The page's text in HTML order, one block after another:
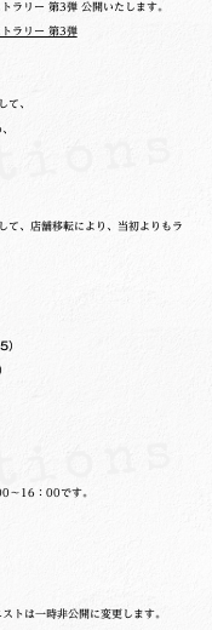
リー 第3弾 公開いたします。
ラリー 第3弾
て、
て、店舗移転により、当初よりもラ
～16：00です。
トは一時非公開に変更します。